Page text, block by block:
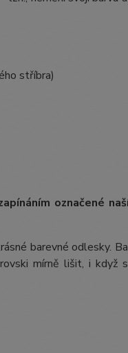
stříbra)
označené
barevné odlesky.
mírně lišit, i když